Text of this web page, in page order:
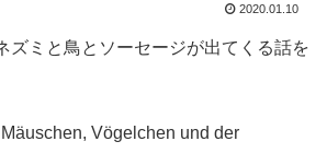
2020.01.10
ズミと鳥とソーセージが出てくる話を
Vögelchen und der